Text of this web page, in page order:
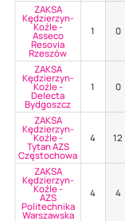
ZAKSA
Kędzierzyn-
Koźle -
Asseco
Resovia
Rzeszów
1 0
ZAKSA
Kędzierzyn-
Koźle -
Delecta
Bydgoszcz
1 0
ZAKSA
Kędzierzyn-
Koźle -
Tytan AZS
Częstochowa
4 12
ZAKSA
Kędzierzyn-
Koźle -
AZS
Politechnika
Warszawska
4 4